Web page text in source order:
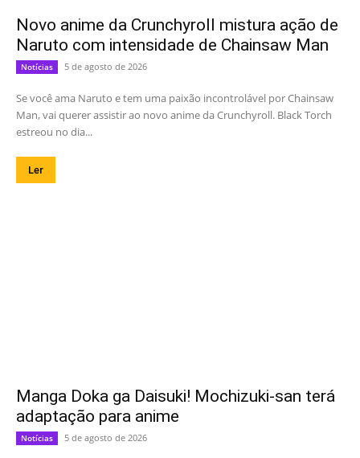
Novo anime da Crunchyroll mistura ação de
Naruto com intensidade de Chainsaw Man
Notícias 5 de agosto de 2026
Se você ama Naruto e tem uma paixão incontrolável por Chainsaw
Man, vai querer assistir ao novo anime da Crunchyroll. Black Torch
estreou no dia...
Ler
Manga Doka ga Daisuki! Mochizuki-san terá
adaptação para anime
Notícias 5 de agosto de 2026